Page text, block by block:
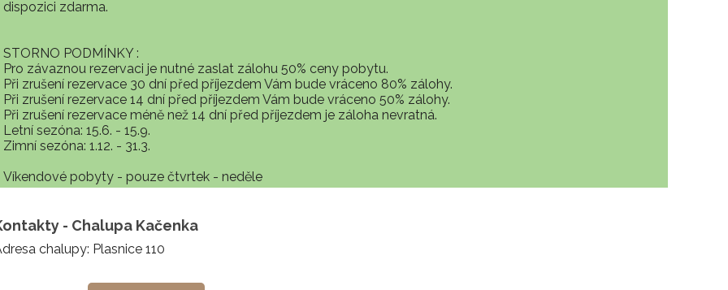
dispozici zdarma.
STORNO PODMÍNKY :
Pro závaznou rezervaci je nutné zaslat zálohu 50% ceny pobytu.
Při zrušení rezervace 30 dní před příjezdem Vám bude vráceno 80% zálohy.
Při zrušení rezervace 14 dní před příjezdem Vám bude vráceno 50% zálohy.
Při zrušení rezervace méně než 14 dní před příjezdem je záloha nevratná.
Letní sezóna: 15.6. - 15.9.
Zimní sezóna: 1.12. - 31.3.
Víkendové pobyty - pouze čtvrtek - neděle
- Chalupa Kačenka
chalupy: Plasnice 110